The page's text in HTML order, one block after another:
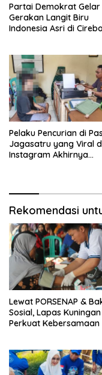
Partai Demokrat Gelar
Gerakan Langit Biru
Indonesia Asri di
Pelaku Pencurian di
Jagasatru yang Viral
Instagram Akhirnya
Rekomendasi
Lewat PORSENAP &
Sosial, Lapas Kuningan
Perkuat Kebersamaan